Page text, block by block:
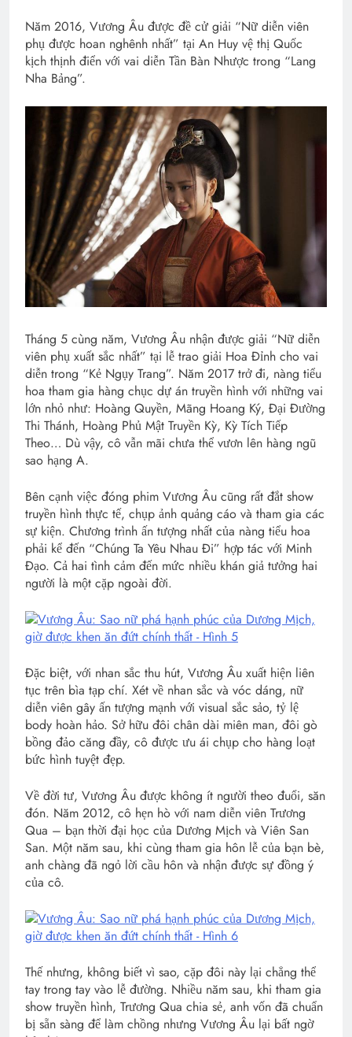
Năm 2016, Vương Âu được đề cử giải “Nữ diễn viên
phụ được hoan nghênh nhất” tại An Huy vệ thị Quốc
kịch thịnh điển với vai diễn Tần Bàn Nhược trong “Lang
Nha Bảng”.
Tháng 5 cùng năm, Vương Âu nhận được giải “Nữ diễn
viên phụ xuất sắc nhất” tại lễ trao giải Hoa Đỉnh cho vai
diễn trong “Kẻ Ngụy Trang”. Năm 2017 trở đi, nàng tiểu
hoa tham gia hàng chục dự án truyền hình với những vai
lớn nhỏ như: Hoàng Quyền, Mãng Hoang Ký, Đại Đường
Thi Thánh, Hoàng Phủ Mật Truyền Kỳ, Kỳ Tích Tiếp
Theo… Dù vậy, cô vẫn mãi chưa thể vươn lên hàng ngũ
sao hạng A.
Bên cạnh việc đóng phim Vương Âu cũng rất đắt show
truyền hình thực tế, chụp ảnh quảng cáo và tham gia các
sự kiện. Chương trình ấn tượng nhất của nàng tiểu hoa
phải kể đến “Chúng Ta Yêu Nhau Đi” hợp tác với Minh
Đạo. Cả hai tình cảm đến mức nhiều khán giả tưởng hai
người là một cặp ngoài đời.
Đặc biệt, với nhan sắc thu hút, Vương Âu xuất hiện liên
tục trên bìa tạp chí. Xét về nhan sắc và vóc dáng, nữ
diễn viên gây ấn tượng mạnh với visual sắc sảo, tỷ lệ
body hoàn hảo. Sở hữu đôi chân dài miên man, đôi gò
bồng đảo căng đầy, cô được ưu ái chụp cho hàng loạt
bức hình tuyệt đẹp.
Về đời tư, Vương Âu được không ít người theo đuổi, săn
đón. Năm 2012, cô hẹn hò với nam diễn viên Trương
Qua – bạn thời đại học của Dương Mịch và Viên San
San. Một năm sau, khi cùng tham gia hôn lễ của bạn bè,
anh chàng đã ngỏ lời cầu hôn và nhận được sự đồng ý
của cô.
Thế nhưng, không biết vì sao, cặp đôi này lại chẳng thể
tay trong tay vào lễ đường. Nhiều năm sau, khi tham gia
show truyền hình, Trương Qua chia sẻ, anh vốn đã chuẩn
bị sẵn sàng để làm chồng nhưng Vương Âu lại bất ngờ